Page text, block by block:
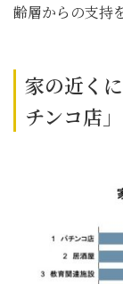
齢層からの支持
家の近く
チンコ店」